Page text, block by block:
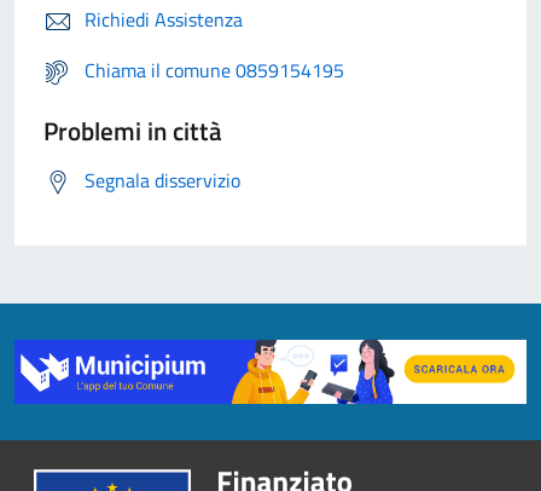
Richiedi Assistenza
Chiama il comune 0859154195
Problemi in città
Segnala disservizio